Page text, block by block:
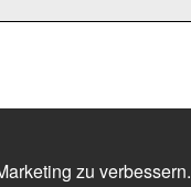
zu verbessern.